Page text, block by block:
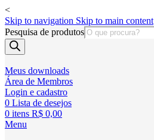
<
Skip to navigation Skip to main content
Pesquisa de produtos
Meus downloads
Área de Membros
Login e cadastro
0 Lista de desejos
0 itens R$ 0,00
Menu